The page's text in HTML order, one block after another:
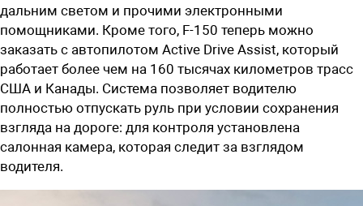
дальним светом и прочими электронными
помощниками. Кроме того, F-150 теперь можно
заказать с автопилотом Active Drive Assist, который
работает более чем на 160 тысячах километров трасс
США и Канады. Система позволяет водителю
полностью отпускать руль при условии сохранения
взгляда на дороге: для контроля установлена
салонная камера, которая следит за взглядом
водителя.